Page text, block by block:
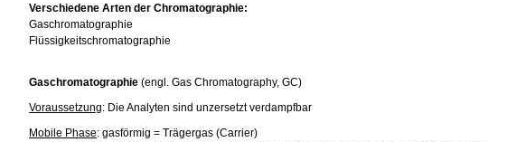
Verschiedene Arten der Chromatographie:
Gaschromatographie
Flüssigkeitschromatographie
Gaschromatographie (engl. Gas Chromatography, GC)
Voraussetzung: Die Analyten sind unzersetzt verdampfbar
Mobile Phase: gasförmig = Trägergas (Carrier)